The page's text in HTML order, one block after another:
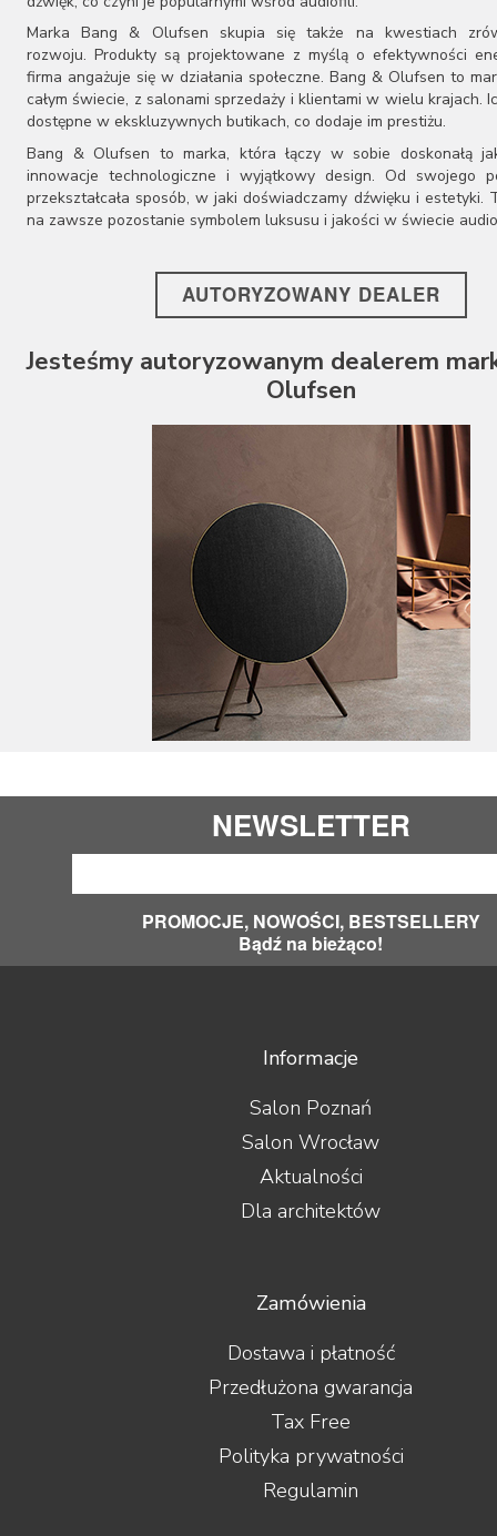
Marka Bang & Olufsen skupia się także na kwestiach
rozwoju. Produkty są projektowane z myślą o efektywności
firma angażuje się w działania społeczne. Bang & Olufsen to
całym świecie, z salonami sprzedaży i klientami w wielu krajach.
dostępne w ekskluzywnych butikach, co dodaje im prestiżu.
Bang & Olufsen to marka, która łączy w sobie doskonałą
innowacje technologiczne i wyjątkowy design. Od swojego
przekształcała sposób, w jaki doświadczamy dźwięku i estetyki.
na zawsze pozostanie symbolem luksusu i jakości w świecie
AUTORYZOWANY DEALER
Jesteśmy autoryzowanym dealerem
Olufsen
NEWSLETTER
PROMOCJE, NOWOŚCI, BESTSELLERY
Bądź na bieżąco!
Informacje
Salon Poznań
Salon Wrocław
Aktualności
Dla architektów
Zamówienia
Dostawa i płatność
Przedłużona gwarancja
Tax Free
Polityka prywatności
Regulamin